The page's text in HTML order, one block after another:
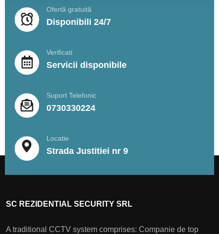
Ofertă gratuită
Disponibili 24/7
Verificati
Servicii disponibile
Suport Telefonic
0730330224
Locatie
Strada Justitiei nr 9
SC REZIDENTIAL SECURITY SRL
A traditional CCTV system comprises: Companie de top